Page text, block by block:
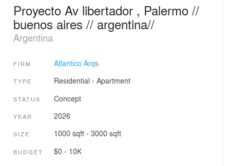
Proyecto Av libertador , Palermo //
buenos aires // argentina//
Argentina
FIRM Atlantico Arqs
TYPE Residential › Apartment
STATUS Concept
YEAR 2026
SIZE 1000 sqft - 3000 sqft
BUDGET $0 - 10K